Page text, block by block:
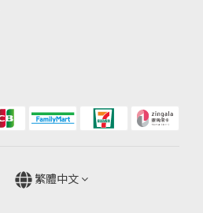
繁體中文